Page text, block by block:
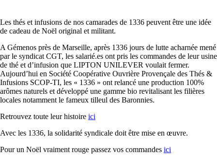
Les thés et infusions de nos camarades de 1336 peuvent être une idée
de cadeau de Noël original et militant.
A Gémenos près de Marseille, après 1336 jours de lutte acharnée mené
par le syndicat CGT, les salarié.es ont pris les commandes de leur usine
de thé et d’infusion que LIPTON UNILEVER voulait fermer.
Aujourd’hui en Société Coopérative Ouvrière Provençale des Thés &
Infusions SCOP-TI, les « 1336 » ont relancé une production 100%
arômes naturels et développé une gamme bio revitalisant les filières
locales notamment le fameux tilleul des Baronnies.
Retrouvez toute leur histoire ici
Avec les 1336, la solidarité syndicale doit être mise en œuvre.
Pour un Noël vraiment rouge passez vos commandes ici